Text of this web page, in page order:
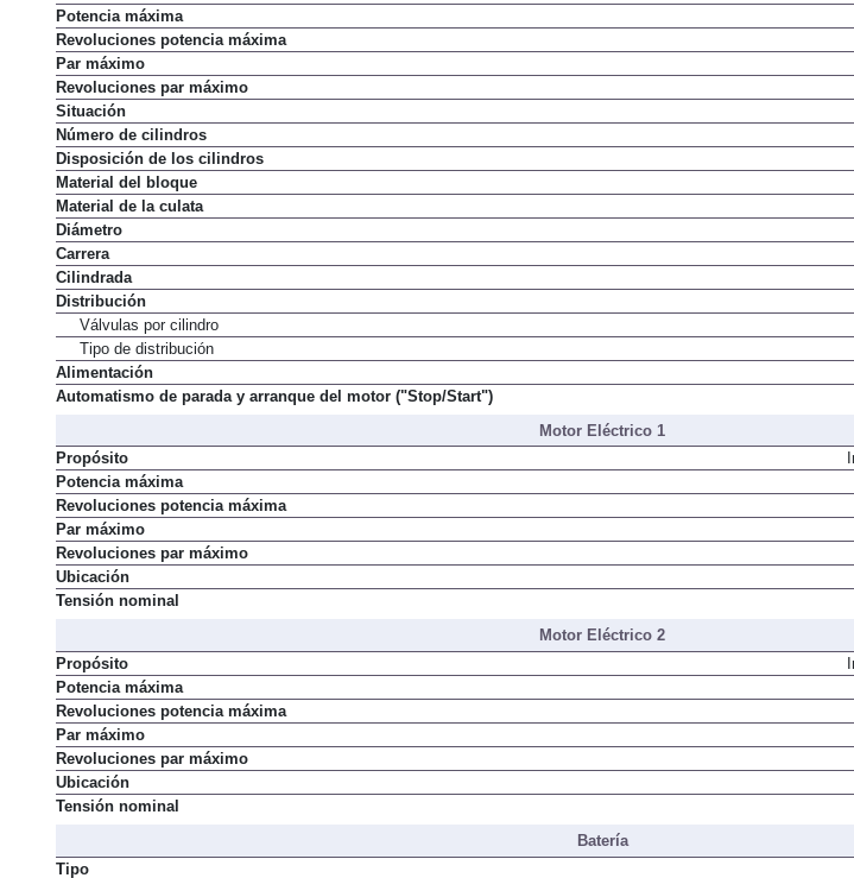
Combustible
Potencia máxima
Revoluciones potencia máxima
Par máximo
Revoluciones par máximo
Situación
Número de cilindros
Disposición de los cilindros
Material del bloque
Material de la culata
Diámetro
Carrera
Cilindrada
Distribución
Válvulas por cilindro
Tipo de distribución
Alimentación
Motor Eléctrico 1
Propósito
Potencia máxima
Revoluciones potencia máxima
Par máximo
Revoluciones par máximo
Ubicación
Motor Eléctrico 2
Propósito
Potencia máxima
Revoluciones potencia máxima
Par máximo
Revoluciones par máximo
Ubicación
Batería